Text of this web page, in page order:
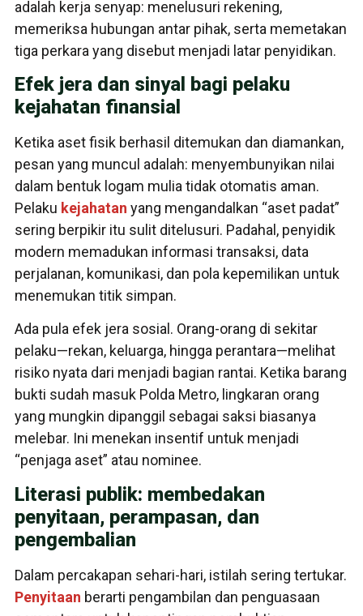
adalah kerja senyap: menelusuri rekening,
memeriksa hubungan antar pihak, serta memetakan
tiga perkara yang disebut menjadi latar penyidikan.
Efek jera dan sinyal bagi pelaku
kejahatan finansial
Ketika aset fisik berhasil ditemukan dan diamankan,
pesan yang muncul adalah: menyembunyikan nilai
dalam bentuk logam mulia tidak otomatis aman.
Pelaku kejahatan yang mengandalkan “aset padat”
sering berpikir itu sulit ditelusuri. Padahal, penyidik
modern memadukan informasi transaksi, data
perjalanan, komunikasi, dan pola kepemilikan untuk
menemukan titik simpan.
Ada pula efek jera sosial. Orang-orang di sekitar
pelaku—rekan, keluarga, hingga perantara—melihat
risiko nyata dari menjadi bagian rantai. Ketika barang
bukti sudah masuk Polda Metro, lingkaran orang
yang mungkin dipanggil sebagai saksi biasanya
melebar. Ini menekan insentif untuk menjadi
“penjaga aset” atau nominee.
Literasi publik: membedakan
penyitaan, perampasan, dan
pengembalian
Dalam percakapan sehari-hari, istilah sering tertukar.
Penyitaan berarti pengambilan dan penguasaan